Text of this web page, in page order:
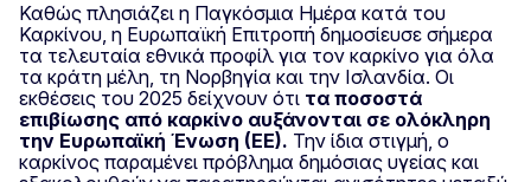
Καθώς πλησιάζει η Παγκόσμια Ημέρα κατά του
Καρκίνου, η Ευρωπαϊκή Επιτροπή δημοσίευσε σήμερα
τα τελευταία εθνικά προφίλ για τον καρκίνο για όλα
τα κράτη μέλη, τη Νορβηγία και την Ισλανδία. Οι
εκθέσεις του 2025 δείχνουν ότι τα ποσοστά
επιβίωσης από καρκίνο αυξάνονται σε ολόκληρη
την Ευρωπαϊκή Ένωση (ΕΕ). Την ίδια στιγμή, ο
καρκίνος παραμένει πρόβλημα δημόσιας υγείας και